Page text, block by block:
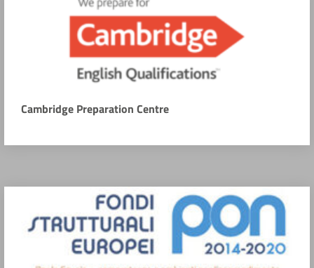
Cambridge Preparation Centre